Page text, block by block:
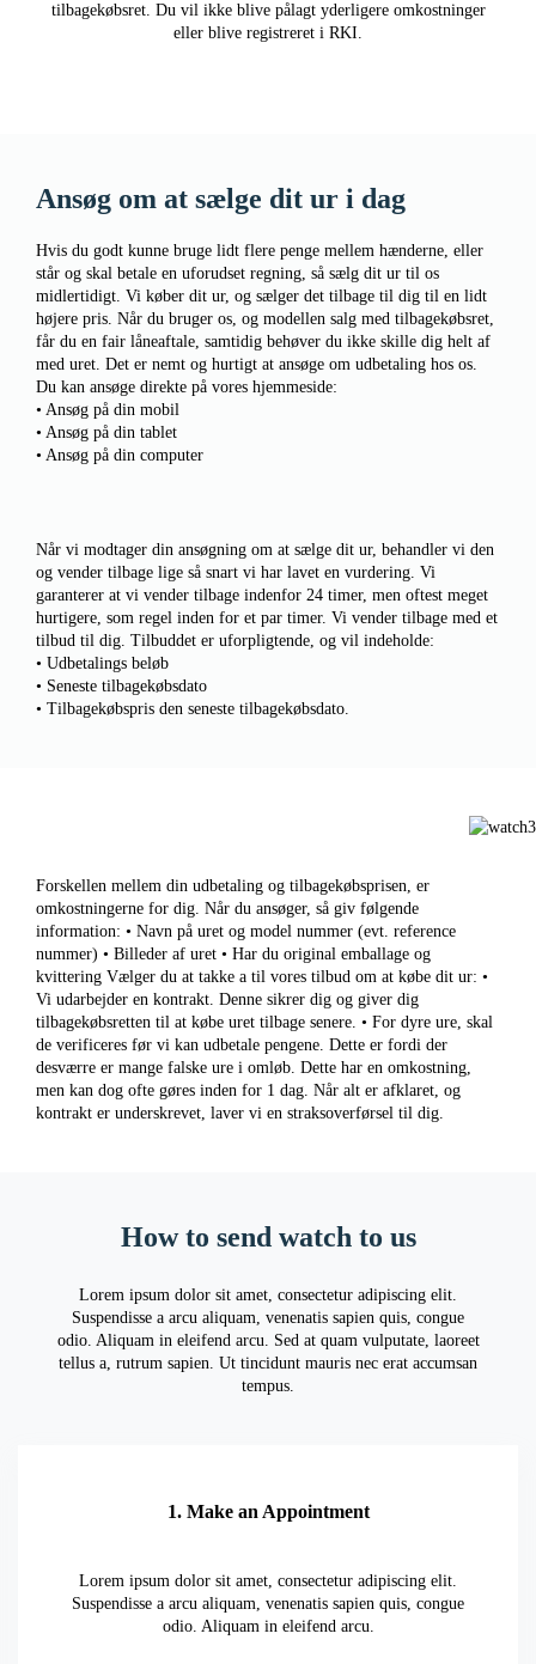
tilbagekøbsret. Du vil ikke blive pålagt yderligere omkostninger
eller blive registreret i RKI.
Ansøg om at sælge dit ur i dag
Hvis du godt kunne bruge lidt flere penge mellem hænderne, eller
står og skal betale en uforudset regning, så sælg dit ur til os
midlertidigt. Vi køber dit ur, og sælger det tilbage til dig til en lidt
højere pris. Når du bruger os, og modellen salg med tilbagekøbsret,
får du en fair låneaftale, samtidig behøver du ikke skille dig helt af
med uret. Det er nemt og hurtigt at ansøge om udbetaling hos os.
Du kan ansøge direkte på vores hjemmeside:
• Ansøg på din mobil
• Ansøg på din tablet
• Ansøg på din computer
Når vi modtager din ansøgning om at sælge dit ur, behandler vi den
og vender tilbage lige så snart vi har lavet en vurdering. Vi
garanterer at vi vender tilbage indenfor 24 timer, men oftest meget
hurtigere, som regel inden for et par timer. Vi vender tilbage med et
tilbud til dig. Tilbuddet er uforpligtende, og vil indeholde:
• Udbetalings beløb
• Seneste tilbagekøbsdato
• Tilbagekøbspris den seneste tilbagekøbsdato.
Forskellen mellem din udbetaling og tilbagekøbsprisen, er
omkostningerne for dig. Når du ansøger, så giv følgende
information: • Navn på uret og model nummer (evt. reference
nummer) • Billeder af uret • Har du original emballage og
kvittering Vælger du at takke a til vores tilbud om at købe dit ur: •
Vi udarbejder en kontrakt. Denne sikrer dig og giver dig
tilbagekøbsretten til at købe uret tilbage senere. • For dyre ure, skal
de verificeres før vi kan udbetale pengene. Dette er fordi der
desværre er mange falske ure i omløb. Dette har en omkostning,
men kan dog ofte gøres inden for 1 dag. Når alt er afklaret, og
kontrakt er underskrevet, laver vi en straksoverførsel til dig.
How to send watch to us
Lorem ipsum dolor sit amet, consectetur adipiscing elit.
Suspendisse a arcu aliquam, venenatis sapien quis, congue
odio. Aliquam in eleifend arcu. Sed at quam vulputate, laoreet
tellus a, rutrum sapien. Ut tincidunt mauris nec erat accumsan
tempus.
1. Make an Appointment
Lorem ipsum dolor sit amet, consectetur adipiscing elit.
Suspendisse a arcu aliquam, venenatis sapien quis, congue
odio. Aliquam in eleifend arcu.